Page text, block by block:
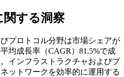
関する洞察
プロトコル分野は市場シェアが
均成長率（CAGR）81.5%で成
インフラストラクチャおよびプ
ットワークを効率的に運用する